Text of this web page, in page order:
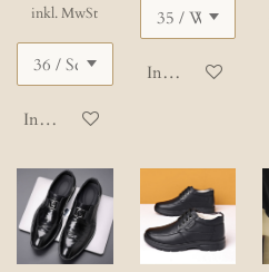
inkl. MwSt
In den Warenkorb
In den Warenkorb